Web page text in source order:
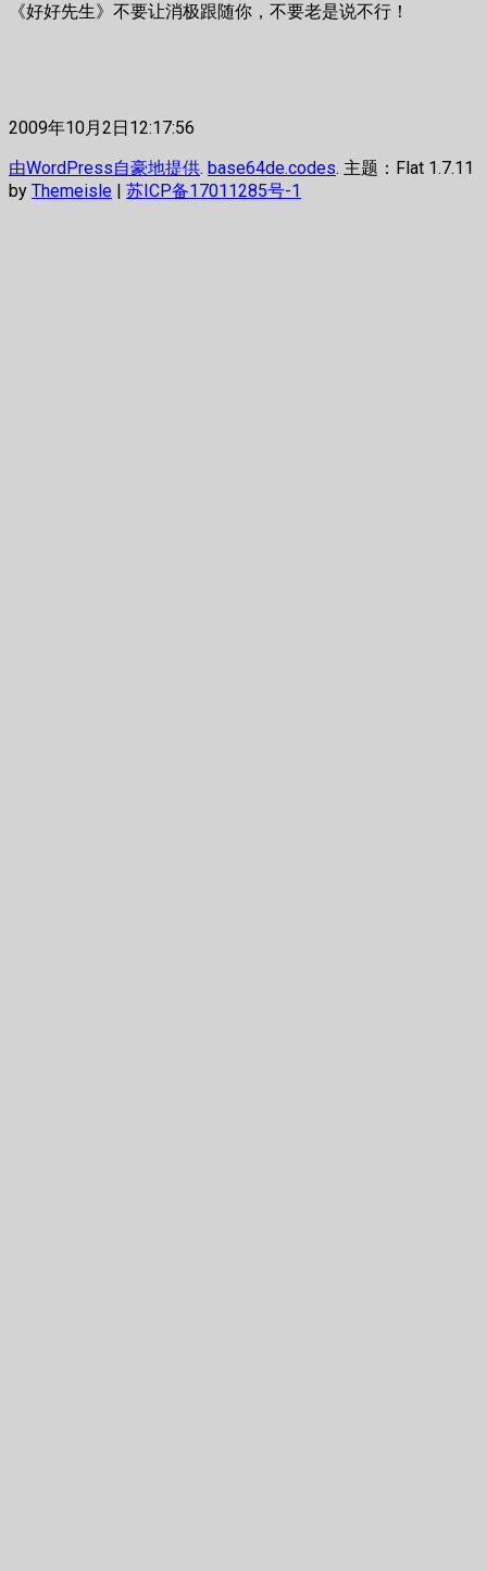
《好好先生》不要让消极跟随你，不要老是说不行！
2009年10月2日12:17:56
由WordPress自豪地提供. base64de.codes. 主题：Flat 1.7.11
by Themeisle 苏ICP备17011285号-1